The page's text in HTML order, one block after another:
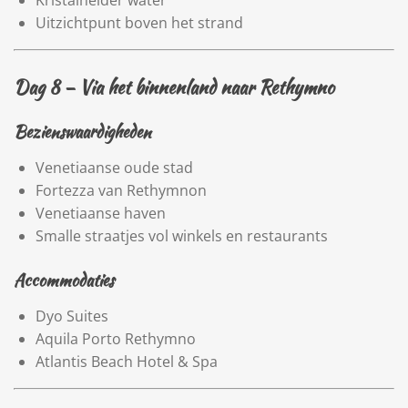
Uitzichtpunt boven het strand
Dag 8 – Via het binnenland naarRethymno
Bezienswaardigheden
Venetiaanse oude stad
Fortezza van Rethymnon
Venetiaanse haven
Smalle straatjes vol winkels en restaurants
Accommodaties
Dyo Suites
Aquila Porto Rethymno
Atlantis Beach Hotel & Spa